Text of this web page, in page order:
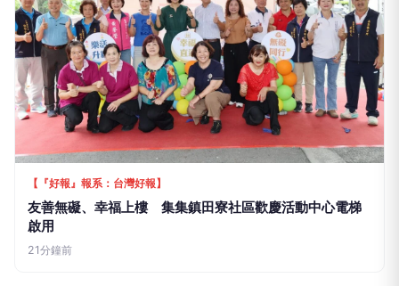
呼，幸運得主興奮振臂慶賀，掌聲與笑聲此起彼落，
讓外籍船員在輕鬆歡樂的氛圍中感受高雄滿滿的人情
味。
海洋局局長石慶豐再次強調，未來將持續與遠洋三大
公會、漁會及中央相關機關攜手合作，深化外籍船員
身心照顧、保障勞動人權及推動多元文化交流，共同
打造兼具勞動人權、產業永續與國際友善形象的港都
高雄，讓每一位遠渡重洋來臺工作的外籍漁船員，都
能安心工作、幸福返港。